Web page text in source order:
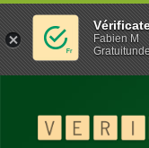
Fabien M